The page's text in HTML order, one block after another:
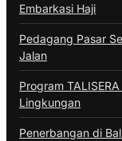
Embarkasi Haji
Pedagang Pasar
Jalan
Program
Lingkungan
Penerbangan di